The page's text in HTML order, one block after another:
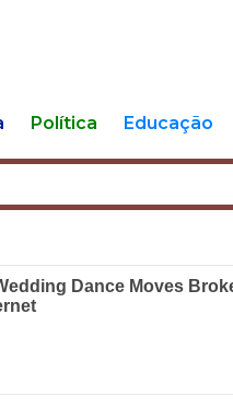
Política Educação